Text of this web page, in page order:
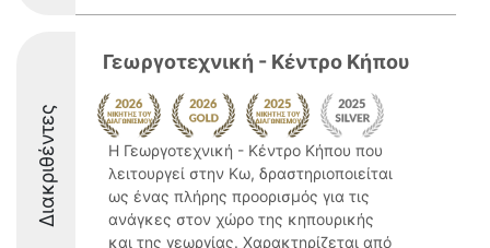
Διακριθέντες
Γεωργοτεχνική - Κέντρο Κήπου
Η Γεωργοτεχνική - Κέντρο Κήπου που
λειτουργεί στην Κω, δραστηριοποιείται
ως ένας πλήρης προορισμός για τις
ανάγκες στον χώρο της κηπουρικής
και της γεωργίας. Χαρακτηρίζεται από